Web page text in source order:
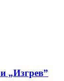
„Изгрев”